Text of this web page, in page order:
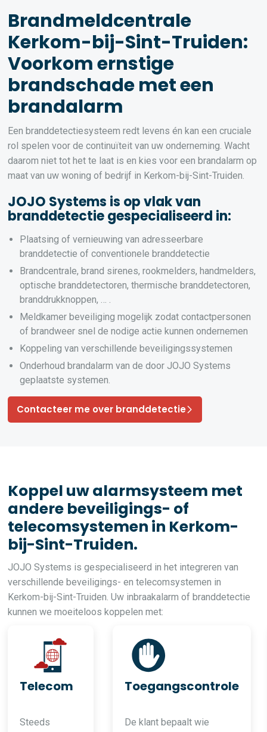
Brandmeldcentrale
Kerkom-bij-Sint-Truiden:
Voorkom ernstige
brandschade met een
brandalarm
Een branddetectiesysteem redt levens én kan een cruciale
rol spelen voor de continuïteit van uw onderneming. Wacht
daarom niet tot het te laat is en kies voor een brandalarm op
maat van uw woning of bedrijf in Kerkom-bij-Sint-Truiden.
JOJO Systems is op vlak van
branddetectie gespecialiseerd in:
Plaatsing of vernieuwing van adresseerbare
branddetectie of conventionele branddetectie
Brandcentrale, brand sirenes, rookmelders, handmelders,
optische branddetectoren, thermische branddetectoren,
branddrukknoppen, … .
Meldkamer beveiliging mogelijk zodat contactpersonen
of brandweer snel de nodige actie kunnen ondernemen
Koppeling van verschillende beveiligingssystemen
Onderhoud brandalarm van de door JOJO Systems
geplaatste systemen.
Contacteer me over branddetectie
Koppel uw alarmsysteem met
andere beveiligings- of
telecomsystemen in Kerkom-
bij-Sint-Truiden.
JOJO Systems is gespecialiseerd in het integreren van
verschillende beveiligings- en telecomsystemen in
Kerkom-bij-Sint-Truiden. Uw inbraakalarm of branddetectie
kunnen we moeiteloos koppelen met:
Telecom
Steeds
Toegangscontrole
De klant bepaalt wie